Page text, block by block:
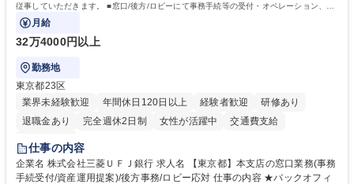
従事していただきます。 ■窓口/後方/ロビーにて事務手続等の受付・オペレーション、お
客様対応
月給
32万4000円以上
勤務地
東京都23区
業界未経験歓迎
年間休日120日以上 経験者歓迎
研修あり
退職金あり
完全週休2日制 女性が活躍中
交通費支給
土日祝休み
仕事の内容
企業名 株式会社三菱ＵＦＪ銀行 求人名 【東京都】本支店の窓口業務(事務
手続受付/資産運用提案)/後方事務/ロビー応対 仕事の内容 ★バックオフィ